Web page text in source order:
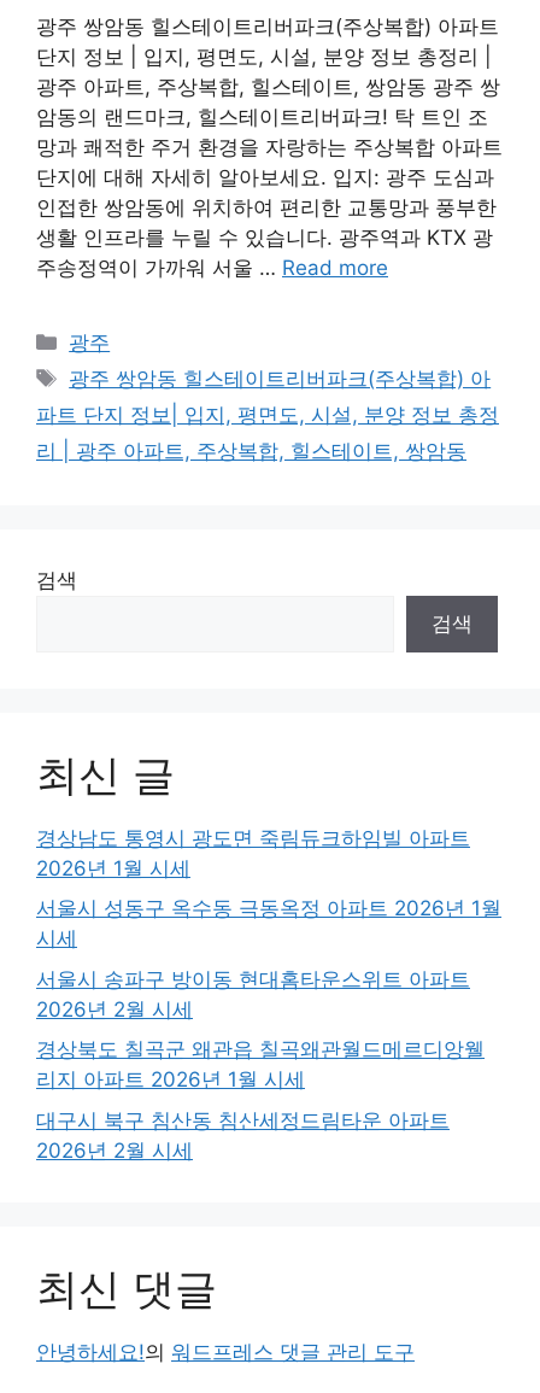
광주 쌍암동 힐스테이트리버파크(주상복합) 아파트
단지 정보 | 입지, 평면도, 시설, 분양 정보 총정리 |
광주 아파트, 주상복합, 힐스테이트, 쌍암동 광주 쌍
암동의 랜드마크, 힐스테이트리버파크! 탁 트인 조
망과 쾌적한 주거 환경을 자랑하는 주상복합 아파트
단지에 대해 자세히 알아보세요. 입지: 광주 도심과
인접한 쌍암동에 위치하여 편리한 교통망과 풍부한
생활 인프라를 누릴 수 있습니다. 광주역과 KTX 광
주송정역이 가까워 서울 … Read more
Categories
광주
Tags
광주 쌍암동 힐스테이트리버파크(주상복합) 아
파트 단지 정보| 입지, 평면도, 시설, 분양 정보 총정
리 | 광주 아파트, 주상복합, 힐스테이트, 쌍암동
검색
검색
최신 글
경상남도 통영시 광도면 죽림듀크하임빌 아파트
2026년 1월 시세
서울시 성동구 옥수동 극동옥정 아파트 2026년 1월
시세
서울시 송파구 방이동 현대홈타운스위트 아파트
2026년 2월 시세
경상북도 칠곡군 왜관읍 칠곡왜관월드메르디앙웰
리지 아파트 2026년 1월 시세
대구시 북구 침산동 침산세정드림타운 아파트
2026년 2월 시세
최신 댓글
안녕하세요!의 워드프레스 댓글 관리 도구